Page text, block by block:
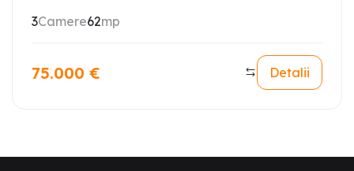
3Camere62mp
75.000 € Detalii